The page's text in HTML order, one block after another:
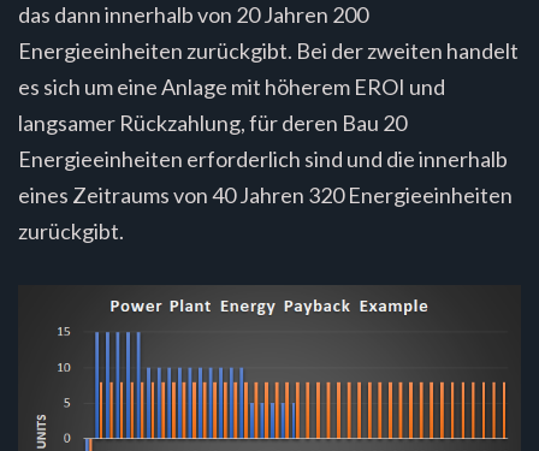
das dann innerhalb von 20 Jahren 200
Energieeinheiten zurückgibt. Bei der zweiten handelt
es sich um eine Anlage mit höherem EROI und
langsamer Rückzahlung, für deren Bau 20
Energieeinheiten erforderlich sind und die innerhalb
eines Zeitraums von 40 Jahren 320 Energieeinheiten
zurückgibt.